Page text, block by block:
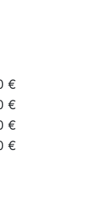
€
€
€
€